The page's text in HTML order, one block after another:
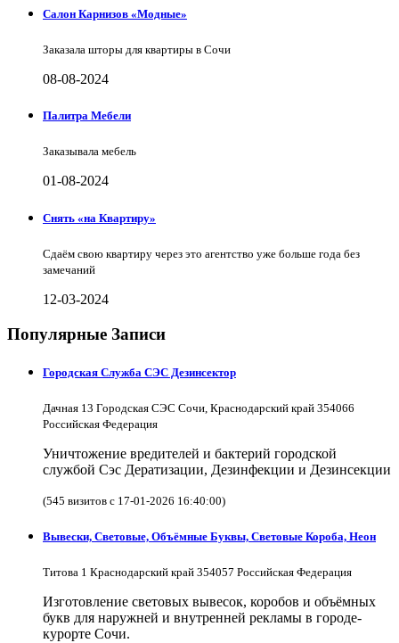
Салон Карнизов «Модные»
Заказала шторы для квартиры в Сочи
08-08-2024
Палитра Мебели
Заказывала мебель
01-08-2024
Снять «на Квартиру»
Сдаём свою квартиру через это агентство уже больше года без
замечаний
12-03-2024
Популярные Записи
Городская Служба СЭС Дезинсектор
Дачная 13 Городская СЭС Сочи, Краснодарский край 354066
Российская Федерация
Уничтожение вредителей и бактерий городской
службой Сэс Дератизации, Дезинфекции и Дезинсекции
(545 визитов с 17-01-2026 16:40:00)
Вывески, Световые, Объёмные Буквы, Световые Короба, Неон
Титова 1 Краснодарский край 354057 Российская Федерация
Изготовление световых вывесок, коробов и объёмных
букв для наружней и внутренней рекламы в городе-
курорте Сочи.